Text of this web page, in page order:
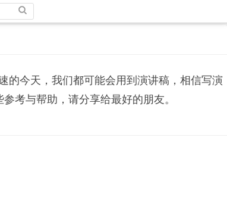
的今天，我们都可能会用到演讲稿，相信写演
考与帮助，请分享给最好的朋友。